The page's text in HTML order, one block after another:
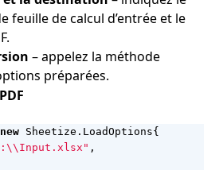
feuille de calcul d’entrée et le
– appelez la méthode
préparées.
new Sheetize . LoadOptions{
,